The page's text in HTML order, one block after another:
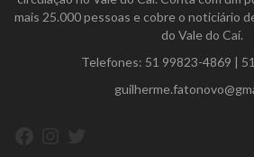
mais 25.000 pessoas e cobre o noticiário
do Vale do Caí.
Telefones: 51 99823-4869 |